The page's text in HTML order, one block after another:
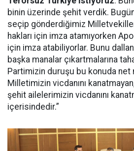
binin üzerinde şehit verdik.
seçip gönderdiğimiz
hakları için imza atamıyorken
için imza atabiliyorlar. Bunu
başka manalar çıkartmalarına
Partimizin duruşu bu konuda net
Milletimizin vicdanını
şehit ailelerimizin vicdanını
içerisindedir.”